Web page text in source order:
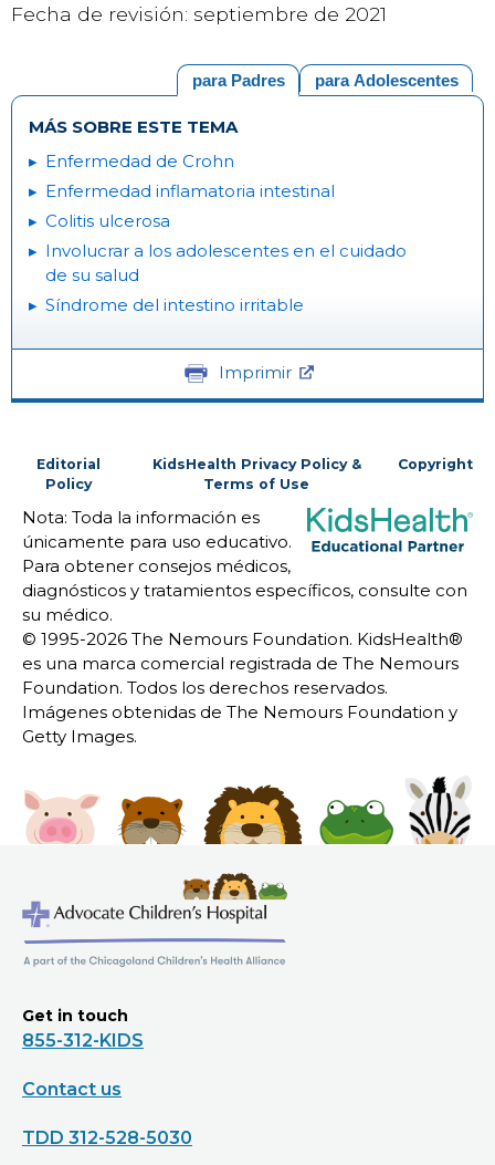
Fecha de revisión: septiembre de 2021
para Adolescentes
para Padres
MÁS SOBRE ESTE TEMA
Enfermedad de Crohn
Enfermedad inflamatoria intestinal
Colitis ulcerosa
Involucrar a los adolescentes en el cuidado
de su salud
Síndrome del intestino irritable
Imprimir
Editorial
Policy
KidsHealth Privacy Policy &
Terms of Use
Copyright
Nota: Toda la información es
únicamente para uso educativo.
Para obtener consejos médicos,
diagnósticos y tratamientos específicos, consulte con
su médico.
© 1995-2026 The Nemours Foundation. KidsHealth®
es una marca comercial registrada de The Nemours
Foundation. Todos los derechos reservados.
Imágenes obtenidas de The Nemours Foundation y
Getty Images.
Get in touch
855-312-KIDS
Contact us
TDD 312-528-5030